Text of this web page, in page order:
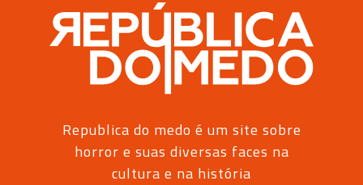
Republica do medo é um site sobre
horror e suas diversas faces na
cultura e na história